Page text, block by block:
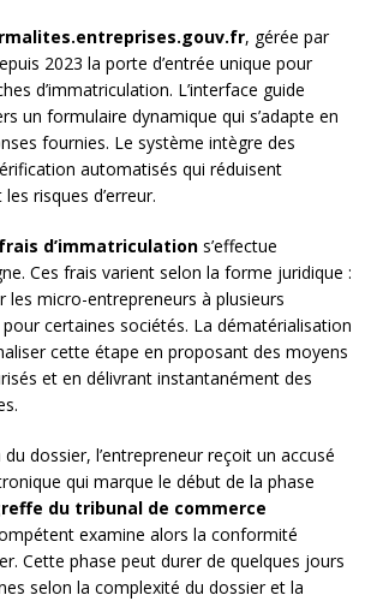
, gérée par
2023 la porte d’entrée unique pour
d’immatriculation. L’interface guide
un formulaire dynamique qui s’adapte en
fournies. Le système intègre des
automatisés qui réduisent
risques d’erreur.
frais d’immatriculation s’effectue
Ces frais varient selon la forme juridique :
les micro-entrepreneurs à plusieurs
pour certaines sociétés. La dématérialisation
cette étape en proposant des moyens
et en délivrant instantanément des
dossier, l’entrepreneur reçoit un accusé
qui marque le début de la phase
du tribunal de commerce
examine alors la conformité
Cette phase peut durer de quelques jours
selon la complexité du dossier et la